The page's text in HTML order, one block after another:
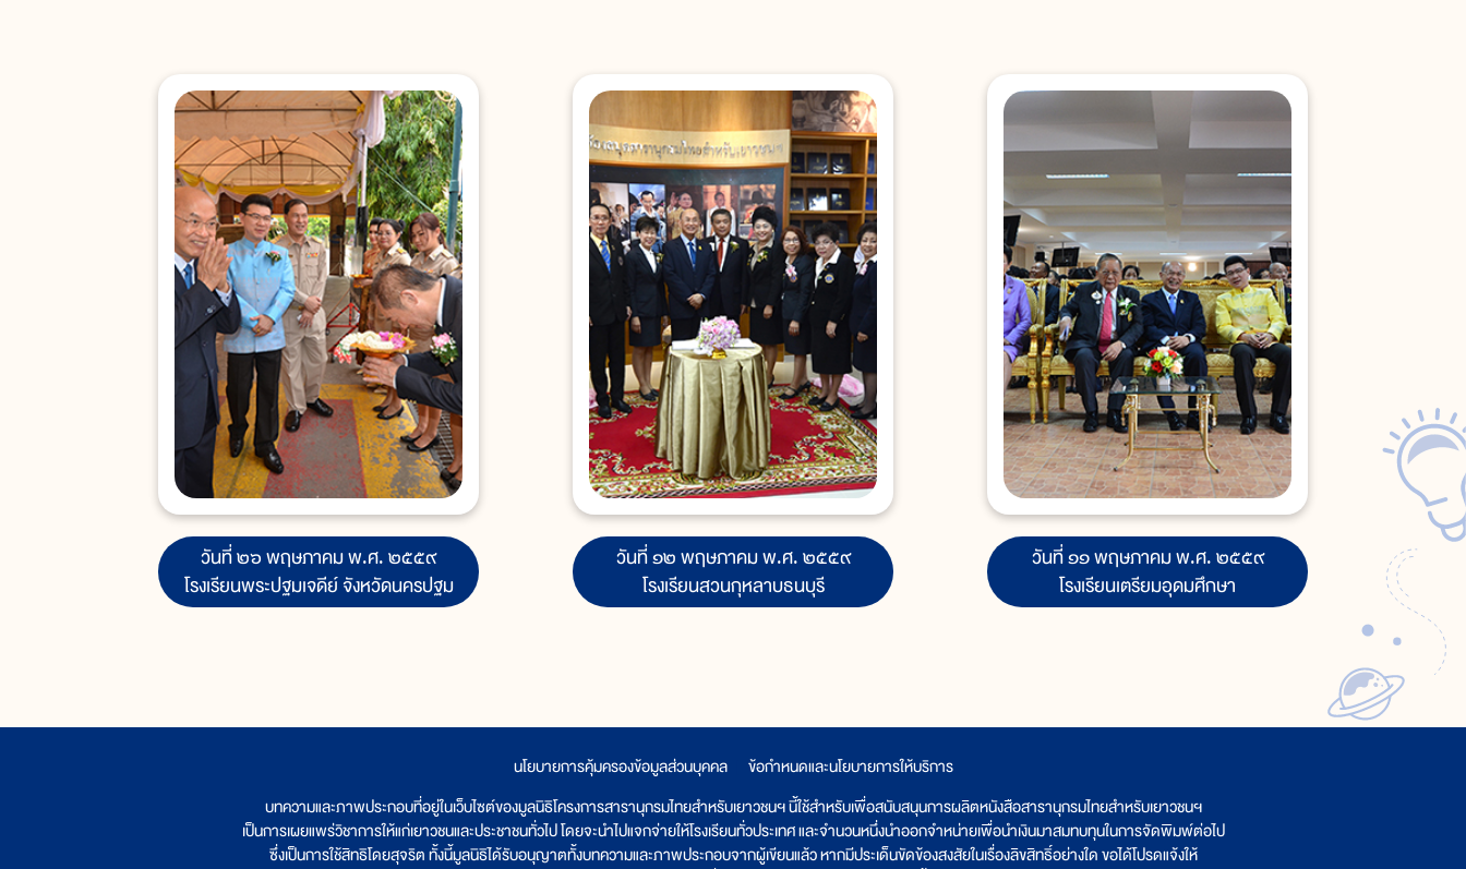
วันที่ ๒๖ พฤษภาคม พ.ศ. ๒๕๕๙
โรงเรียนพระปฐมเจดีย์ จังหวัดนครปฐม
วันที่ ๑๒ พฤษภาคม พ.ศ. ๒๕๕๙
โรงเรียนสวนกุหลาบธนบุรี
วันที่ ๑๑ พฤษภาคม พ.ศ. ๒๕๕๙
โรงเรียนเตรียมอุดมศึกษา
นโยบายการคุ้มครองข้อมูลส่วนบุคคล
ข้อกำหนดและนโยบายการให้บริการ
บทความและภาพประกอบที่อยู่ในเว็บไซต์ของมูลนิธิโครงการสารานุกรมไทยสำหรับเยาวชนฯ นี้ใช้สำหรับเพื่อสนับสนุนการผลิตหนังสือสารานุกรมไทยสำหรับเยาวชนฯ
เป็นการเผยแพร่วิชาการให้แก่เยาวชนและประชาชนทั่วไป โดยจะนำไปแจกจ่ายให้โรงเรียนทั่วประเทศ และจำนวนหนึ่งนำออกจำหน่ายเพื่อนำเงินมาสมทบทุนในการจัดพิมพ์ต่อไป
ซึ่งเป็นการใช้สิทธิโดยสุจริต ทั้งนี้มูลนิธิได้รับอนุญาตทั้งบทความและภาพประกอบจากผู้เขียนแล้ว หากมีประเด็นขัดข้องสงสัยในเรื่องลิขสิทธิ์อย่างใด ขอได้โปรดแจ้งให้